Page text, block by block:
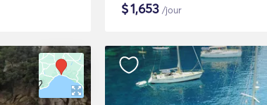
$1,653 /jour